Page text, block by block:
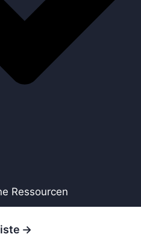
Ressourcen
→